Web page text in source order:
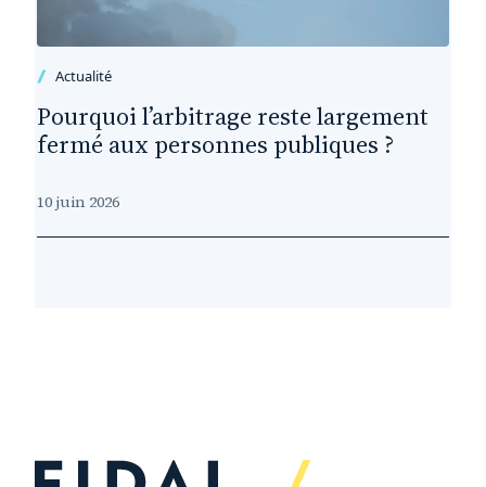
Actualité
Pourquoi l’arbitrage reste largement
fermé aux personnes publiques ?
10 juin 2026